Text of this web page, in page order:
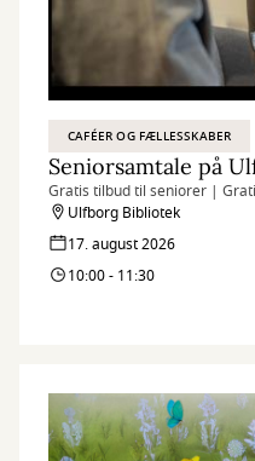
CAFÉER OG FÆLLESSKABER
Seniorsamtale på
Gratis tilbud til seniorer |
Ulfborg Bibliotek
17. august 2026
10:00 - 11:30